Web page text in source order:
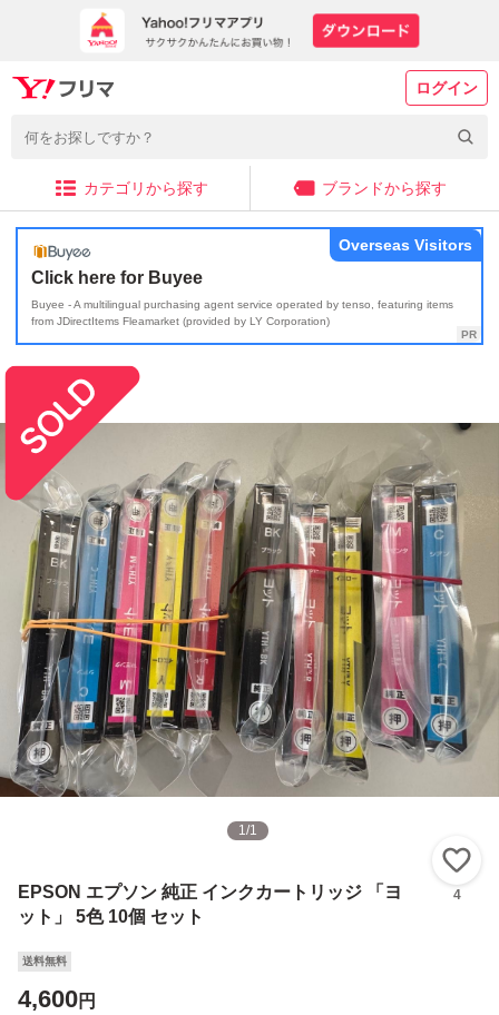
ログイン
カテゴリから探す ブランドから探す
Click here for Buyee
Buyee - A multilingual purchasing agent service operated by tenso, featuring items
from JDirectItems Fleamarket (provided by LY Corporation)
Overseas Visitors
1/1
EPSON エプソン 純正 インクカートリッジ 「ヨ
ット」 5色 10個 セット
4
送料無料
4,600円